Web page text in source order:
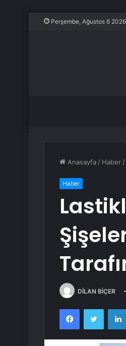
Perşembe, Ağustos 6 2026
Anasayfa / Haber /
Haber
DİLAN BİÇER
FacebookTwitter